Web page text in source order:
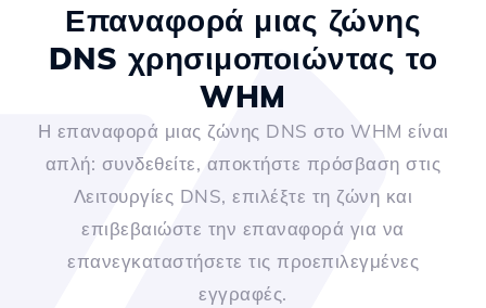
Επαναφορά μιας ζώνης
DNS χρησιμοποιώντας το
WHM
Η επαναφορά μιας ζώνης DNS στο WHM είναι
απλή: συνδεθείτε, αποκτήστε πρόσβαση στις
Λειτουργίες DNS, επιλέξτε τη ζώνη και
επιβεβαιώστε την επαναφορά για να
επανεγκαταστήσετε τις προεπιλεγμένες
εγγραφές.